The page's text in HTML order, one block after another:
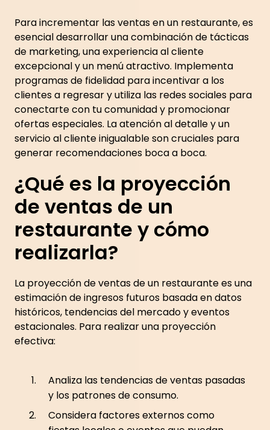
Para incrementar las ventas en un restaurante, es
esencial desarrollar una combinación de tácticas
de marketing, una experiencia al cliente
excepcional y un menú atractivo. Implementa
programas de fidelidad para incentivar a los
clientes a regresar y utiliza las redes sociales para
conectarte con tu comunidad y promocionar
ofertas especiales. La atención al detalle y un
servicio al cliente inigualable son cruciales para
generar recomendaciones boca a boca.
¿Qué es la proyección
de ventas de un
restaurante y cómo
realizarla?
La proyección de ventas de un restaurante es una
estimación de ingresos futuros basada en datos
históricos, tendencias del mercado y eventos
estacionales. Para realizar una proyección
efectiva:
Analiza las tendencias de ventas pasadas
y los patrones de consumo.
Considera factores externos como